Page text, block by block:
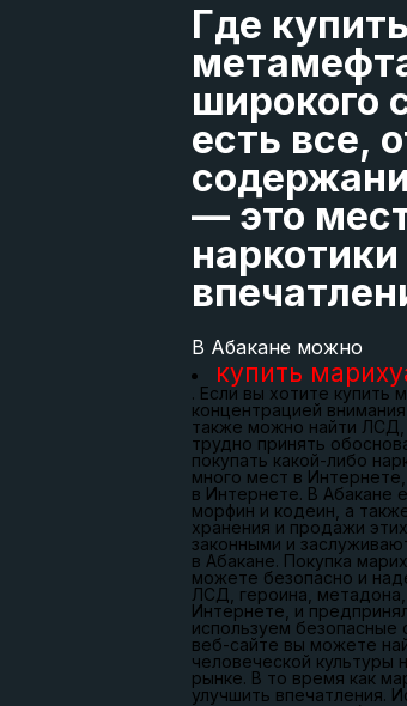
Где
широкого
есть все,
— это
В Абакане можно
купить
. Если вы хотите купить
концентрацией
также можно найти ЛСД,
трудно принять
покупать какой-либо
много мест в
в Интернете. В Абакане
морфин и кодеин, а
хранения и продажи
законными и
в Абакане. Покупка
можете безопасно и
ЛСД, героина, метадона,
Интернете, и
используем
веб-сайте вы можете
человеческой
рынке. В то время как
улучшить впечатления.